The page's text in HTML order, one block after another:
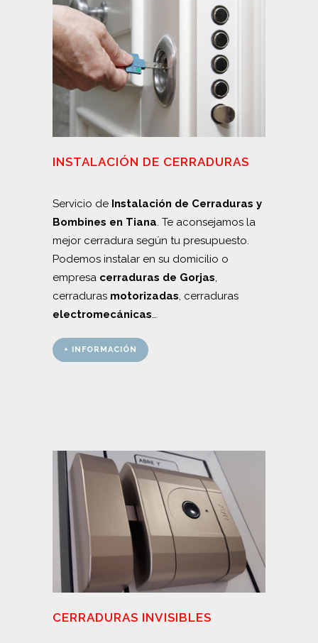
INSTALACIÓN DE CERRADURAS
Servicio de Instalación de Cerraduras y
Bombines en Tiana. Te aconsejamos la
mejor cerradura según tu presupuesto.
Podemos instalar en su domicilio o
empresa cerraduras de Gorjas,
cerraduras motorizadas, cerraduras
electromecánicas…
+ INFORMACIÓN
CERRADURAS INVISIBLES